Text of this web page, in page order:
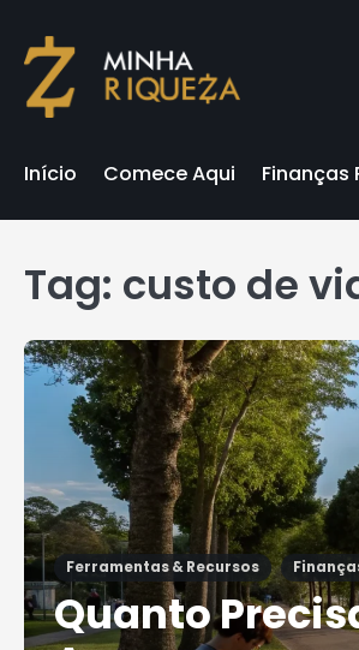
content
Início Comece Aqui Finanças
Tag: custo de
Ferramentas & Recursos
Quanto